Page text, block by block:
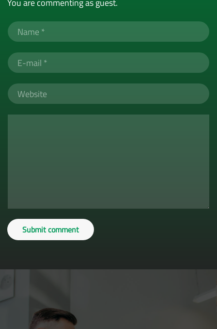
You are commenting as guest.
Submit comment